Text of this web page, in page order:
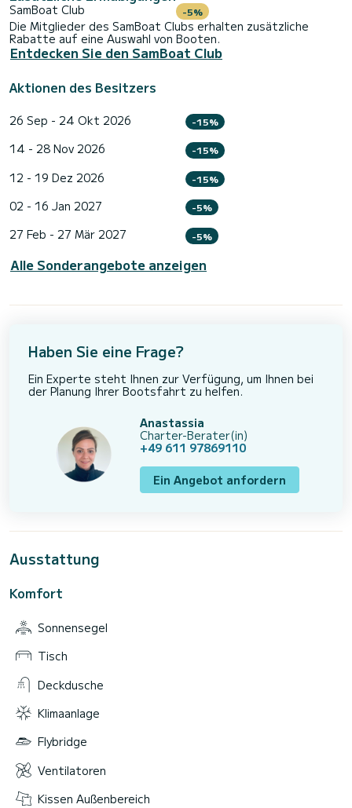
SamBoat Club -5%
Die Mitglieder des SamBoat Clubs erhalten zusätzliche
Rabatte auf eine Auswahl von Booten.
Entdecken Sie den SamBoat Club
Aktionen des Besitzers
26 Sep - 24 Okt 2026 -15%
14 - 28 Nov 2026 -15%
12 - 19 Dez 2026 -15%
02 - 16 Jan 2027 -5%
27 Feb - 27 Mär 2027 -5%
Alle Sonderangebote anzeigen
Haben Sie eine Frage?
Ein Experte steht Ihnen zur Verfügung, um Ihnen bei
der Planung Ihrer Bootsfahrt zu helfen.
Anastassia
Charter-Berater(in)
+49 611 97869110
Ein Angebot anfordern
Ausstattung
Komfort
Sonnensegel
Tisch
Deckdusche
Klimaanlage
Flybridge
Ventilatoren
Kissen Außenbereich